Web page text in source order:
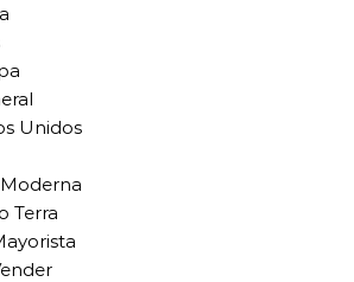
Unidos
Terra